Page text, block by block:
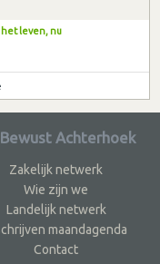
het leven, nu
Bewust Achterhoek
Zakelijk netwerk
Wie zijn we
Landelijk netwerk
maandagenda
Contact